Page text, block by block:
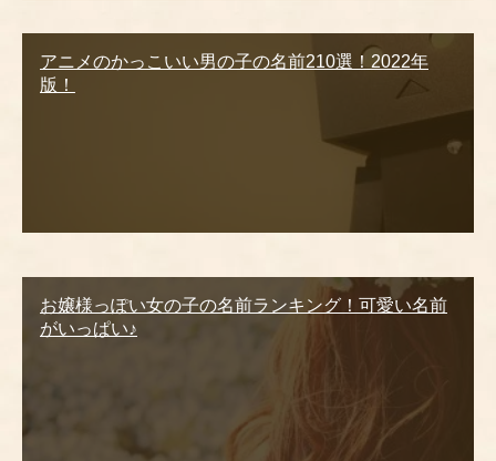
アニメのかっこいい男の子の名前210選！2022年
版！
お嬢様っぽい女の子の名前ランキング！可愛い名前
がいっぱい♪